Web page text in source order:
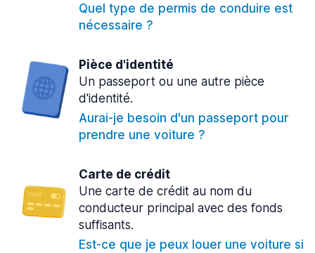
Quel type de permis de conduire est
nécessaire ?
Pièce d'identité
Un passeport ou une autre pièce
d'identité.
Aurai-je besoin d'un passeport pour
prendre une voiture ?
Carte de crédit
Une carte de crédit au nom du
conducteur principal avec des fonds
suffisants.
Est-ce que je peux louer une voiture si